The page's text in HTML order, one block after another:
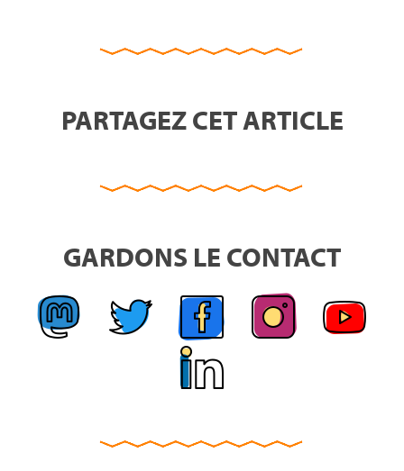
PARTAGEZ CET ARTICLE
GARDONS LE CONTACT